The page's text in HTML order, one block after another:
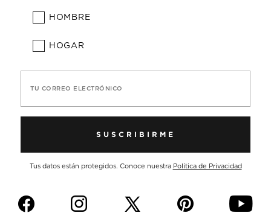
HOMBRE
HOGAR
TU CORREO ELECTRÓNICO
SUSCRIBIRME
Tus datos están protegidos. Conoce nuestra Política de Privacidad
f i p y